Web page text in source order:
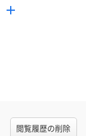
閲覧履歴の削除